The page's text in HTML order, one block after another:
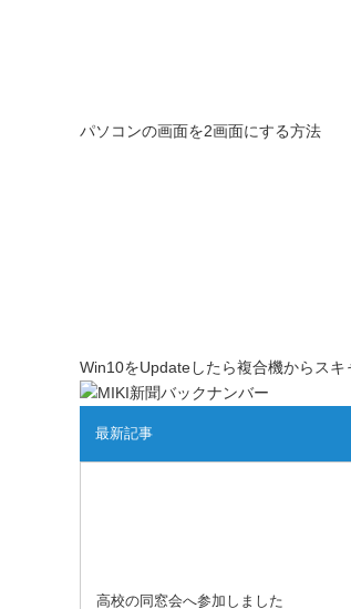
パソコンの画面を2画面にする方法
Win10をUpdateしたら複合機からスキ
最新記事
高校の同窓会へ参加しました